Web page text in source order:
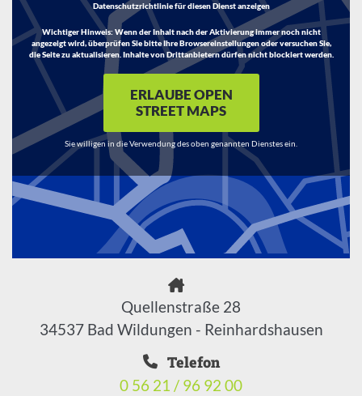
Datenschutzrichtlinie für diesen Dienst anzeigen
Wichtiger Hinweis:Wenn der Inhalt nach der Aktivierung immer noch nicht
angezeigt wird, überprüfen Sie bitte Ihre Browsereinstellungen oder versuchen Sie,
die Seite zu aktualisieren. Inhalte von Drittanbietern dürfen nicht blockiert werden.
ERLAUBE OPEN
STREET MAPS
Sie willigen in die Verwendung des oben genannten Dienstes ein.
Quellenstraße 28
34537 Bad Wildungen - Reinhardshausen
Telefon
0 56 21 / 96 92 00